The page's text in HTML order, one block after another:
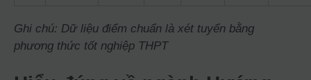
Ghi chú: Dữ liệu điểm chuẩn là xét tuyển bằng
phương thức tốt nghiệp THPT